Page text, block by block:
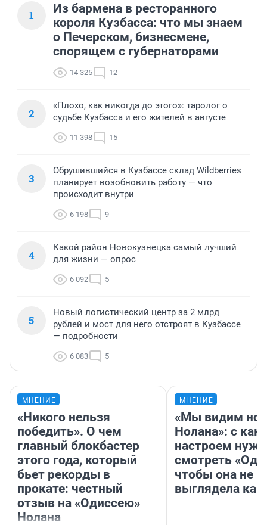
1
Из бармена в ресторанного
короля Кузбасса: что мы знаем
о Печерском, бизнесмене,
спорящем с губернаторами
14 325 12
2
«Плохо, как никогда до этого»: таролог о
судьбе Кузбасса и его жителей в августе
11 398 15
3
Обрушившийся в Кузбассе склад Wildberries
планирует возобновить работу — что
происходит внутри
6 198 9
4
Какой район Новокузнецка самый лучший
для жизни — опрос
6 092 5
5
Новый логистический центр за 2 млрд
рублей и мост для него отстроят в Кузбассе
— подробности
6 083 5
МНЕНИЕ
«Никого нельзя
победить». О чем
главный блокбастер
этого года, который
бьет рекорды в
прокате: честный
отзыв на «Одиссею»
Нолана
МНЕНИЕ
«Мы видим
Нолана»: с
настроем
смотреть
чтобы она не
выглядела как